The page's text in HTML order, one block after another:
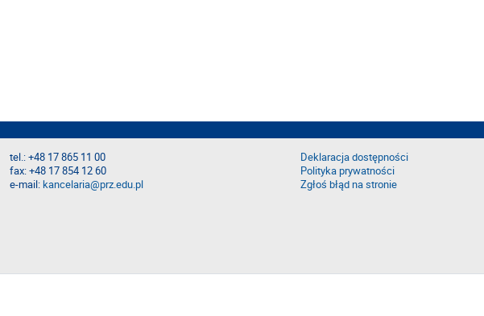
tel.: +48 17 865 11 00
fax: +48 17 854 12 60
e-mail:kancelaria@prz.edu.pl
Deklaracja dostępności
Polityka prywatności
Zgłoś błąd na stronie